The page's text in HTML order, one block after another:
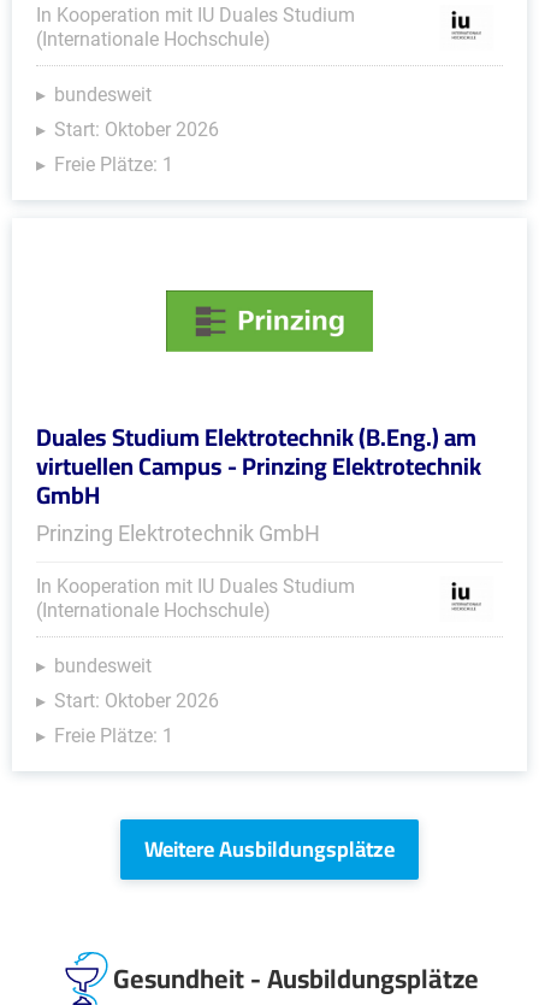
In Kooperation mit IU Duales Studium
(Internationale Hochschule)
bundesweit
Start: Oktober 2026
Freie Plätze: 1
Duales Studium Elektrotechnik (B.Eng.) am
virtuellen Campus - Prinzing Elektrotechnik
GmbH
Prinzing Elektrotechnik GmbH
In Kooperation mit IU Duales Studium
(Internationale Hochschule)
bundesweit
Start: Oktober 2026
Freie Plätze: 1
Weitere Ausbildungsplätze
Gesundheit - Ausbildungsplätze